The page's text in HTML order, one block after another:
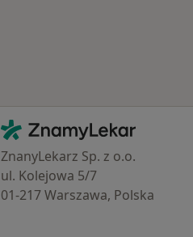
Kontakt
ZnamyLekar - Hlavní stránka
ZnanyLekarz Sp. z o.o.
ul. Kolejowa 5/7
01-217 Warszawa, Polska